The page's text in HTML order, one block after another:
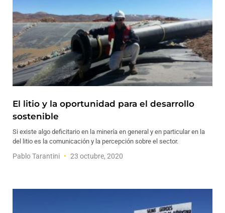
El litio y la oportunidad para el desarrollo
sostenible
Si existe algo deficitario en la minería en general y en particular en la
del litio es la comunicación y la percepción sobre el sector.
Pablo Tarantini 23 octubre, 2020